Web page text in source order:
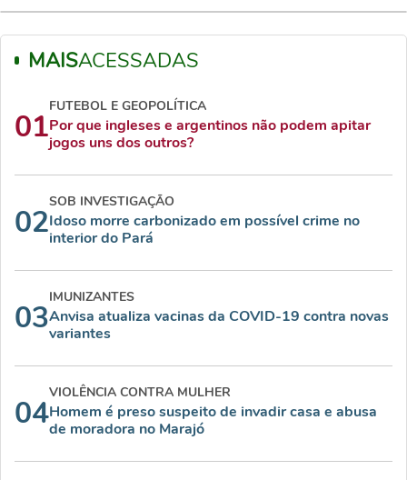
MAISACESSADAS
01
FUTEBOL E GEOPOLÍTICA
Por que ingleses e argentinos não podem apitar
jogos uns dos outros?
02
SOB INVESTIGAÇÃO
Idoso morre carbonizado em possível crime no
interior do Pará
03
IMUNIZANTES
Anvisa atualiza vacinas da COVID-19 contra novas
variantes
04
VIOLÊNCIA CONTRA MULHER
Homem é preso suspeito de invadir casa e abusa
de moradora no Marajó